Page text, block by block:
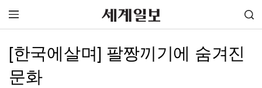
[한국에살며] 팔짱끼기에 숨겨진
문화